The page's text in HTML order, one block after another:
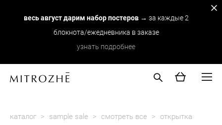
весь август дарим набор постеров→ за каждые 2
блокнота/ежедневника в заказе
узнать подробнее
каталог > sample sale > смотреть все > открытка